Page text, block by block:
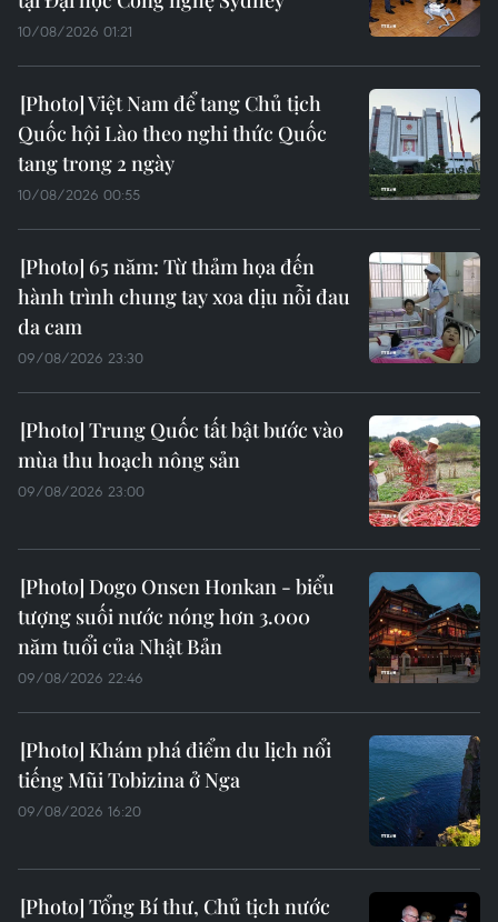
10/08/2026 01:21
Việt Nam để tang Chủ tịch
Quốc hội Lào theo nghi thức Quốc
tang trong 2 ngày
10/08/2026 00:55
65 năm: Từ thảm họa đến
hành trình chung tay xoa dịu nỗi đau
da cam
09/08/2026 23:30
Trung Quốc tất bật bước vào
mùa thu hoạch nông sản
09/08/2026 23:00
Dogo Onsen Honkan - biểu
tượng suối nước nóng hơn 3.000
năm tuổi của Nhật Bản
09/08/2026 22:46
Khám phá điểm du lịch nổi
tiếng Mũi Tobizina ở Nga
09/08/2026 16:20
Tổng Bí thư, Chủ tịch nước